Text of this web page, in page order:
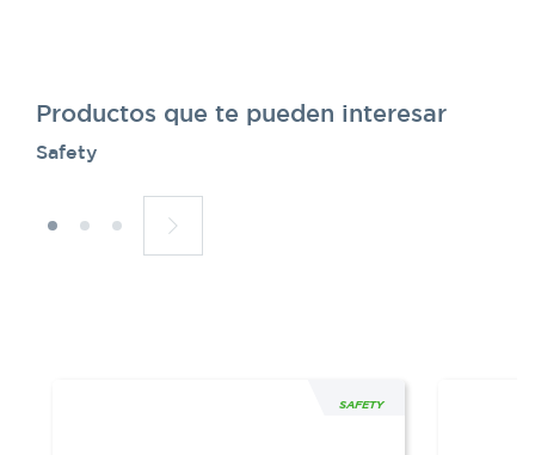
Productos que te pueden interesar
Safety
SAFETY